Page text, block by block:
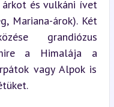
és vulkáni ívet
Mariana-árok). Két
grandiózus
a Himalája a
vagy Alpok is